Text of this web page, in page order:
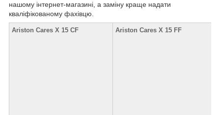
нашому інтернет-магазині, а заміну краще надати
кваліфікованому фахівцю.
Ariston Cares X 15 CF Ariston Cares X 15 FF